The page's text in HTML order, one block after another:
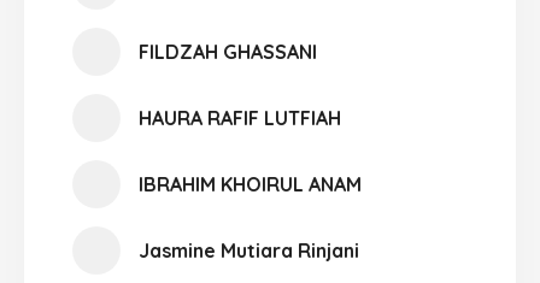
FILDZAH GHASSANI
HAURA RAFIF LUTFIAH
IBRAHIM KHOIRUL ANAM
Jasmine Mutiara Rinjani